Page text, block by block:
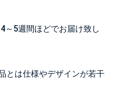
～5週間ほどでお届け致し
とは仕様やデザインが若干